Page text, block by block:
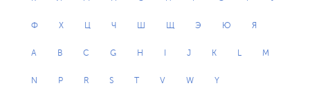
Ф Х Ц Ч Ш Щ Э Ю Я
A B C G H J K L M
N P R S T V W Y